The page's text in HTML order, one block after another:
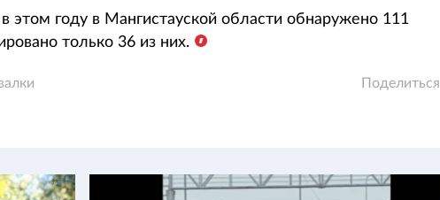
этом году в Мангистауской области обнаружено 111
только 36 из них.
Поделиться